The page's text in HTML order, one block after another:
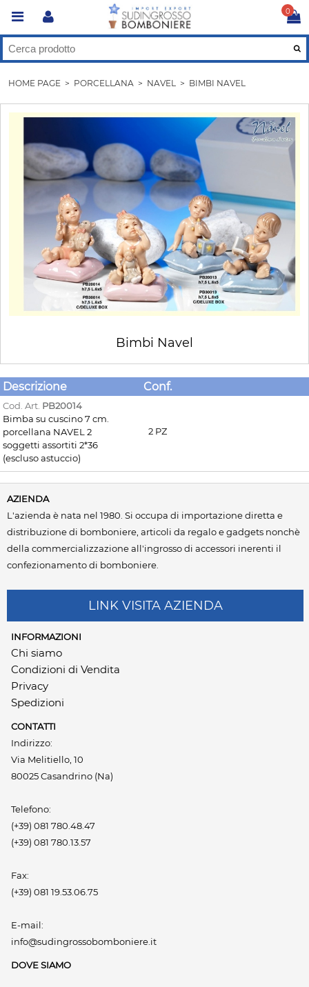
0
HOME PAGE > PORCELLANA > NAVEL > BIMBI NAVEL
Bimbi Navel
Descrizione Conf.
Cod. Art. PB20014
Bimba su cuscino 7 cm.
porcellana NAVEL 2
soggetti assortiti 2*36
(escluso astuccio)
2 PZ
AZIENDA
L'azienda è nata nel 1980. Si occupa di importazione diretta e
distribuzione di bomboniere, articoli da regalo e gadgets nonchè
della commercializzazione all'ingrosso di accessori inerenti il
confezionamento di bomboniere.
LINK VISITA AZIENDA
INFORMAZIONI
Chi siamo
Condizioni di Vendita
Privacy
Spedizioni
CONTATTI
Indirizzo:
Via Melitiello, 10
80025 Casandrino (Na)
Telefono:
(+39) 081 780.48.47
(+39) 081 780.13.57
Fax:
(+39) 081 19.53.06.75
E-mail:
info@sudingrossobomboniere.it
DOVE SIAMO